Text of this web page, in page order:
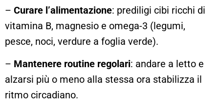
– Curare l’alimentazione: prediligi cibi ricchi di
vitamina B, magnesio e omega-3 (legumi,
pesce, noci, verdure a foglia verde).
– Mantenere routine regolari: andare a letto e
alzarsi più o meno alla stessa ora stabilizza il
ritmo circadiano.